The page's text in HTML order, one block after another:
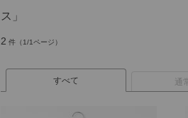
ス」
2 件（1/1ページ）
すべて 通